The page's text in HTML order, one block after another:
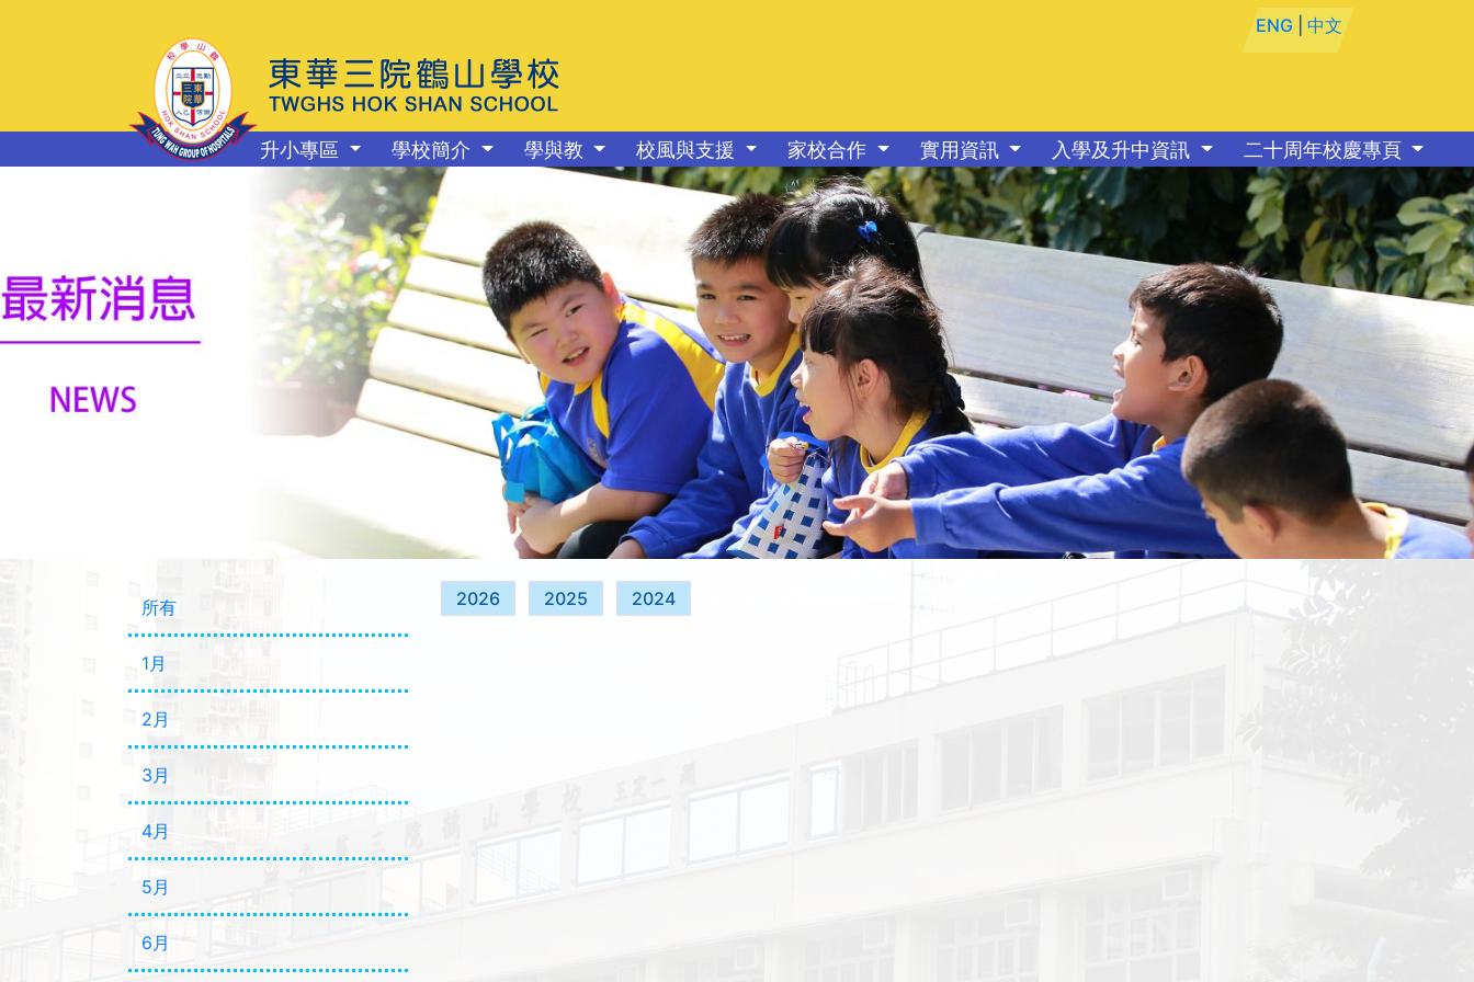
ENG |中文
升小專區 學校簡介 學與教 校風與支援 家校合作 實用資訊 入學及升中資訊 二十周年校慶專頁
所有
1月
2月
3月
4月
5月
6月
2026 2025 2024